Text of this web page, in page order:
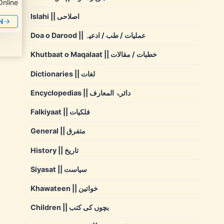
Islahi || اصلاحی
Doa o Darood || عملیات / طب / ادعیہ
Khutbaat o Maqalaat || خطبات / مقالات
Dictionaries || لغات
Encyclopedias || دائرۃ المعارف
Falkiyaat || فلکیات
General || متفرق
History || تاریخ
Siyasat || سیاست
Khawateen || خواتین
Children || بچوں کی کتب